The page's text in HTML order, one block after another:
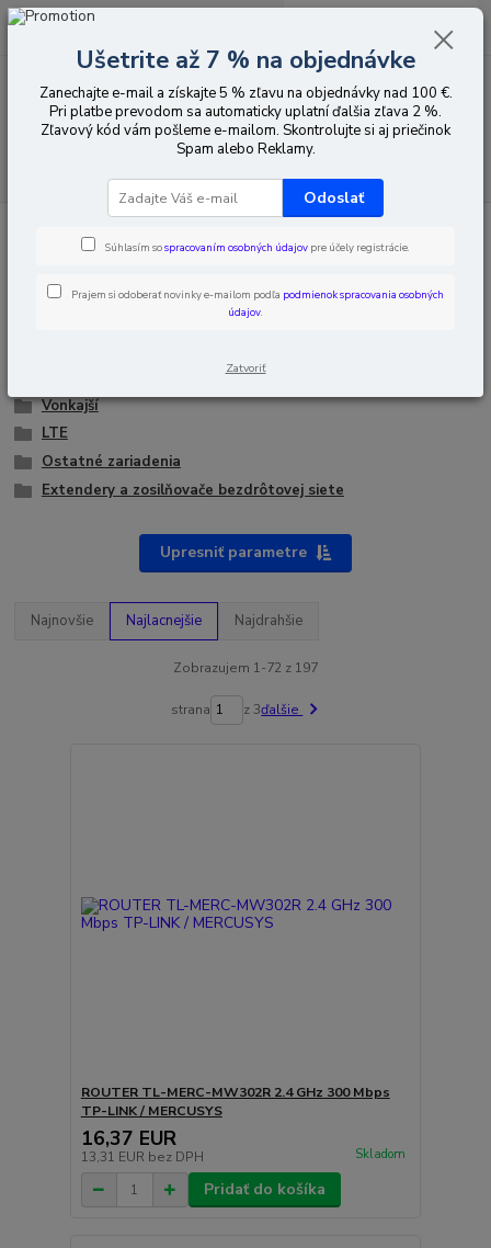
Menu
0,00 EUR
(Access Pointy)
Smerovače, smerovače Wi-Fi,
prístupové body (Access Pointy)
Vonkajší
LTE
Ostatné zariadenia
Extendery a zosilňovače bezdrôtovej siete
Upresniť parametre
Najnovšie Najlacnejšie Najdrahšie
Zobrazujem 1-72 z 197
strana z 3ďalšie
ROUTER TL-MERC-MW302R 2.4 GHz 300 Mbps
TP-LINK / MERCUSYS
16,37 EUR
13,31 EUR bez DPH Skladom
Pridať do košíka
Ušetrite až 7 % na objednávke
Zanechajte e-mail a získajte 5 % zľavu na objednávky nad 100 €.
Pri platbe prevodom sa automaticky uplatní ďalšia zľava 2 %.
Zľavový kód vám pošleme e-mailom. Skontrolujte si aj priečinok
Spam alebo Reklamy.
Odoslať
Súhlasím sospracovaním osobných údajov pre účely registrácie.
Prajem si odoberať novinky e-mailom podľa podmienok spracovania osobných
údajov.
Zatvoriť